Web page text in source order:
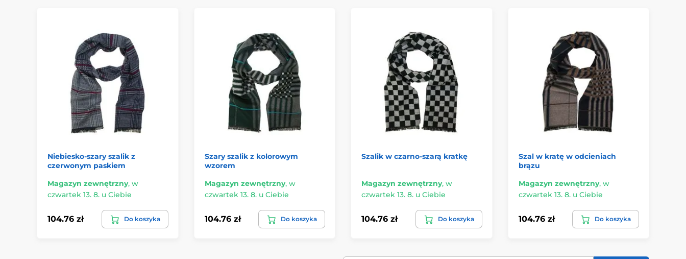
Niebiesko-szary szalik z
czerwonym paskiem
Magazyn zewnętrzny, w
czwartek 13. 8. u Ciebie
104.76 zł Do koszyka
Szary szalik z kolorowym
wzorem
Magazyn zewnętrzny, w
czwartek 13. 8. u Ciebie
104.76 zł Do koszyka
Szalik w czarno-szarą kratkę
Magazyn zewnętrzny, w
czwartek 13. 8. u Ciebie
104.76 zł Do koszyka
Szal w kratę w odcieniach
brązu
Magazyn zewnętrzny, w
czwartek 13. 8. u Ciebie
104.76 zł Do koszyka